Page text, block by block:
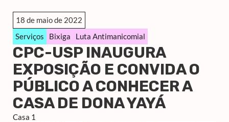
18 de maio de 2022
Serviços
Bixiga Luta Antimanicomial
CPC-USP INAUGURA
EXPOSIÇÃO E CONVIDA O
PÚBLICO A CONHECER A
CASA DE DONA YAYÁ
Casa 1